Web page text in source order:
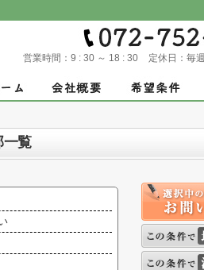
営業時間： 9 : 30 ～ 18 : 30 定休日： 毎
一覧